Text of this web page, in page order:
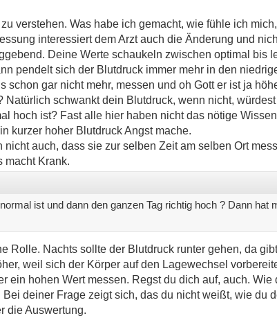
verstehen. Was habe ich gemacht, wie fühle ich
interessiert dem Arzt auch die Änderung und
Deine Werte schaukeln zwischen optimal bis
pendelt sich der Blutdruck immer mehr in den
schon gar nicht mehr, messen und oh Gott er ist ja
Natürlich schwankt dein Blutdruck, wenn nicht,
hoch ist? Fast alle hier haben nicht das nötige
kurzer hoher Blutdruck Angst mache.
auch, dass sie zur selben Zeit am selben Ort
macht Krank.
ist und dann den ganzen Tag richtig hoch ? Dann hat
Rolle. Nachts sollte der Blutdruck runter gehen, da
weil sich der Körper auf den Lagewechsel
ein hohen Wert messen. Regst du dich auf, auch.
deiner Frage zeigt sich, das du nicht weißt, wie du
die Auswertung.